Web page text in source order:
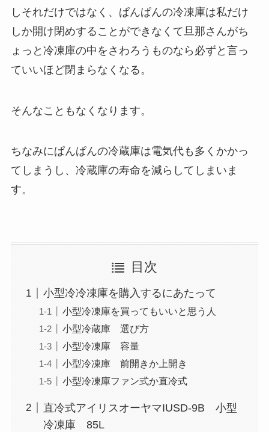
しそれだけではなく、ぱんぱんの冷凍庫は私だけ
しか開け閉めすることができなくて旦那さんがち
ょっと冷凍庫の中をさわろうものなら必ずと言っ
ていいほど閉まらなくなる。
そんなこともなくなります。
ちなみにぱんぱんの冷蔵庫は電気代も多くかかっ
てしまうし、冷蔵庫の寿命を減らしてしまいま
す。
目次
小型冷冷凍庫を購入するにあたって
小型冷凍庫を買ってもいいと思う人
小型冷蔵庫 選び方
小型冷凍庫 容量
小型冷凍庫 前開きか上開き
小型冷凍庫ファン式か直冷式
直冷式アイリスオーヤマIUSD-9B 小型
冷凍庫 85L